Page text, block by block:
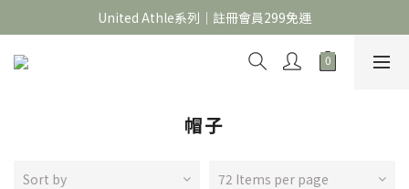
官網限定｜滿 688折＄30，1388折＄60，2688折＄150
United Athle系列｜註冊會員299免運
官網限定｜滿 688折＄30，1388折＄60，2688折＄150
帽子
Sort by 72 Items per page